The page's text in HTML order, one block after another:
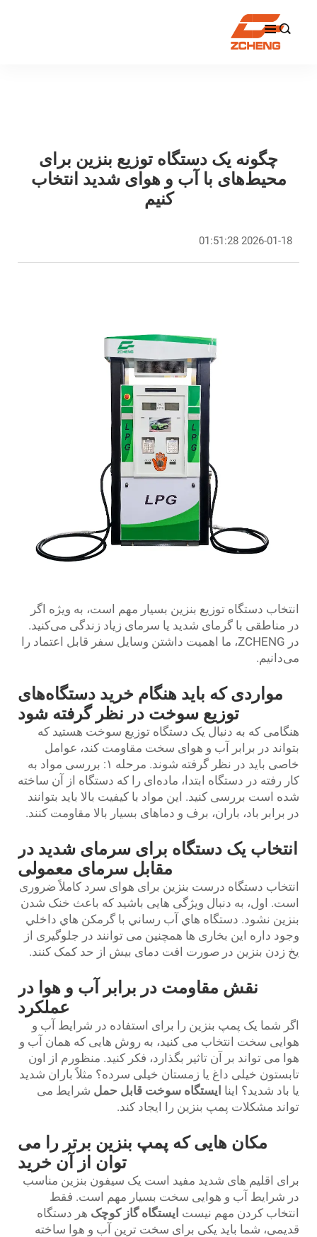

چگونه یک دستگاه توزیع بنزین برای
محیط‌های با آب و هوای شدید انتخاب
کنیم
2026-01-18 01:51:28
انتخاب دستگاه توزیع بنزین بسیار مهم است، به ویژه اگر
در مناطقی با گرمای شدید یا سرمای زیاد زندگی می‌کنید.
در ZCHENG، ما اهمیت داشتن وسایل سفر قابل اعتماد را
می‌دانیم.
مواردی که باید هنگام خرید دستگاه‌های
توزیع سوخت در نظر گرفته شود
هنگامی که به دنبال یک دستگاه توزیع سوخت هستید که
بتواند در برابر آب و هوای سخت مقاومت کند، عوامل
خاصی باید در نظر گرفته شوند. مرحله ۱: بررسی مواد به
کار رفته در دستگاه ابتدا، ماده‌ای را که دستگاه از آن ساخته
شده است بررسی کنید. این مواد با کیفیت بالا باید بتوانند
در برابر باد، باران، برف و دماهای بسیار بالا مقاومت کنند.
انتخاب یک دستگاه برای سرمای شدید در
مقابل سرمای معمولی
انتخاب دستگاه درست بنزین برای هوای سرد کاملاً ضروری
است. اول، به دنبال ویژگی هایی باشید که باعث خنک شدن
بنزین نشود. دستگاه هاي آب رساني با گرمکن هاي داخلي
وجود داره این بخاری ها همچنین می توانند در جلوگیری از
یخ زدن بنزین در صورت افت دمای بیش از حد کمک کنند.
نقش مقاومت در برابر آب و هوا در
عملکرد
اگر شما یک پمپ بنزین را برای استفاده در شرایط آب و
هوایی سخت انتخاب می کنید، به روش هایی که همان آب و
هوا می تواند بر آن تاثیر بگذارد، فکر کنید. منظورم از اون
تابستون خیلی داغ یا زمستان خیلی سرده؟ مثلاً باران شدید
یا باد شدید؟ اینا ایستگاه سوخت قابل حمل شرایط می
تواند مشکلات پمپ بنزین را ایجاد کند.
مکان هایی که پمپ بنزین برتر را می
توان از آن خرید
برای اقلیم های شدید مفید است یک سیفون بنزین مناسب
در شرایط آب و هوایی سخت بسیار مهم است. فقط
انتخاب کردن مهم نیست ایستگاه گاز کوچک هر دستگاه
قدیمی، شما باید یکی برای سخت ترین آب و هوا ساخته